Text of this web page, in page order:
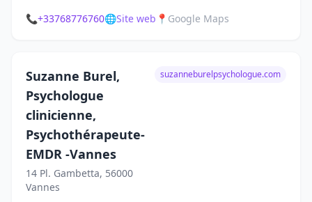
📞+33768776760🌐Site web 📍 Google Maps
Suzanne Burel,
Psychologue
clinicienne,
Psychothérapeute-
EMDR -Vannes
14 Pl. Gambetta, 56000
Vannes
suzanneburelpsychologue.com